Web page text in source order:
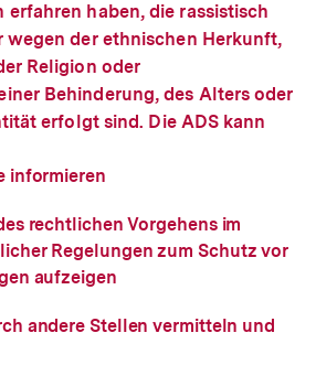
haben, die rassistisch
wegen der ethnischen Herkunft,
Religion oder
Behinderung, des Alters oder
erfolgt sind. Die ADS kann
informieren
rechtlichen Vorgehens im
Regelungen zum Schutz vor
aufzeigen
andere Stellen vermitteln und